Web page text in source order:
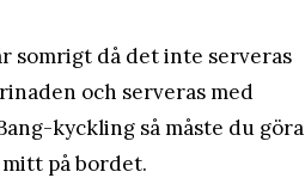
somrigt då det inte serveras
och serveras med
kyckling så måste du göra
på bordet.